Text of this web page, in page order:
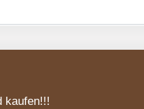
kaufen!!!